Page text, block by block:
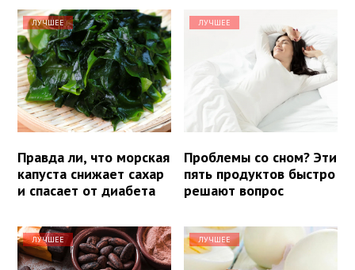
ЛУЧШЕЕ
Правда ли, что морская
капуста снижает сахар
и спасает от диабета
ЛУЧШЕЕ
Проблемы со сном? Эти
пять продуктов быстро
решают вопрос
ЛУЧШЕЕ ЛУЧШЕЕ